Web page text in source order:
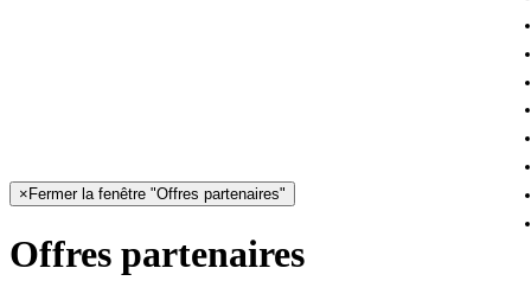
× Fermer la fenêtre "Offres partenaires"
Offres partenaires